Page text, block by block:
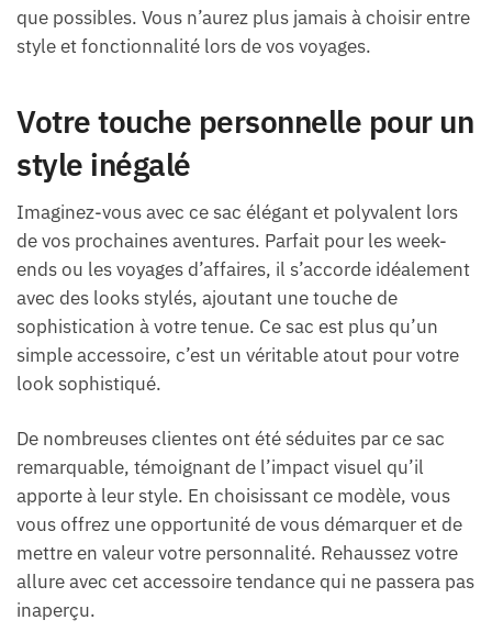
que possibles. Vous n’aurez plus jamais à choisir entre
style et fonctionnalité lors de vos voyages.
Votre touche personnelle pour un
style inégalé
Imaginez-vous avec ce sac élégant et polyvalent lors
de vos prochaines aventures. Parfait pour les week-
ends ou les voyages d’affaires, il s’accorde idéalement
avec des looks stylés, ajoutant une touche de
sophistication à votre tenue. Ce sac est plus qu’un
simple accessoire, c’est un véritable atout pour votre
look sophistiqué.
De nombreuses clientes ont été séduites par ce sac
remarquable, témoignant de l’impact visuel qu’il
apporte à leur style. En choisissant ce modèle, vous
vous offrez une opportunité de vous démarquer et de
mettre en valeur votre personnalité. Rehaussez votre
allure avec cet accessoire tendance qui ne passera pas
inaperçu.